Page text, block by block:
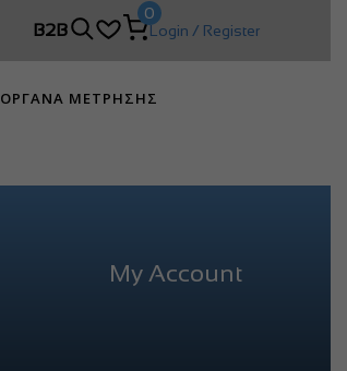
B2B
0
Login / Register
ΟΡΓΑΝΑ ΜΕΤΡΗΣΗΣ
My Account